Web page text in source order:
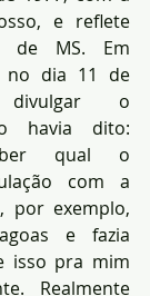
e reflete
de MS. Em
no dia 11 de
divulgar o
havia dito:
qual o
com a
por exemplo,
e fazia
isso pra mim
Realmente